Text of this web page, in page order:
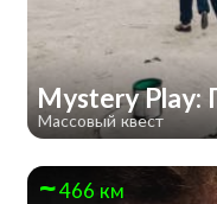
Mystery Play:
Массовый квест
466 км